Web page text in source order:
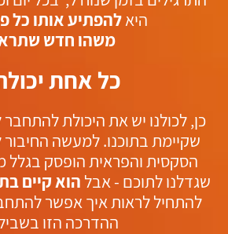
היאלהפתיע אותו כל
משהו חדש
כל אחת
כן, לכולנו יש את היכולת
שקיימת בתוכנו. למעשה
הסקסית והפראית הופסק בגלל
שגדלנו לתוכם - אבל הוא קיים
להתחיל לראות איך אפשר
ההדרכה הזו